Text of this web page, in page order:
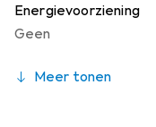
Energievoorziening
Geen
Meer tonen